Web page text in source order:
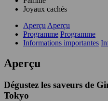
Joyaux cachés
Aperçu Aperçu
Programme Programme
Informations importantes
Aperçu
Dégustez les saveurs de
Tokyo